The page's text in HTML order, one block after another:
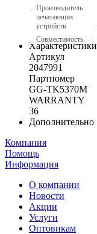
Производитель
печатающих
устройств
Совместимость
Характеристики
Артикул
2047991
Партномер
GG-TK5370M
WARRANTY
36
Дополнительно
Компания
Помощь
Информация
О компании
Новости
Акции
Услуги
Оптовикам